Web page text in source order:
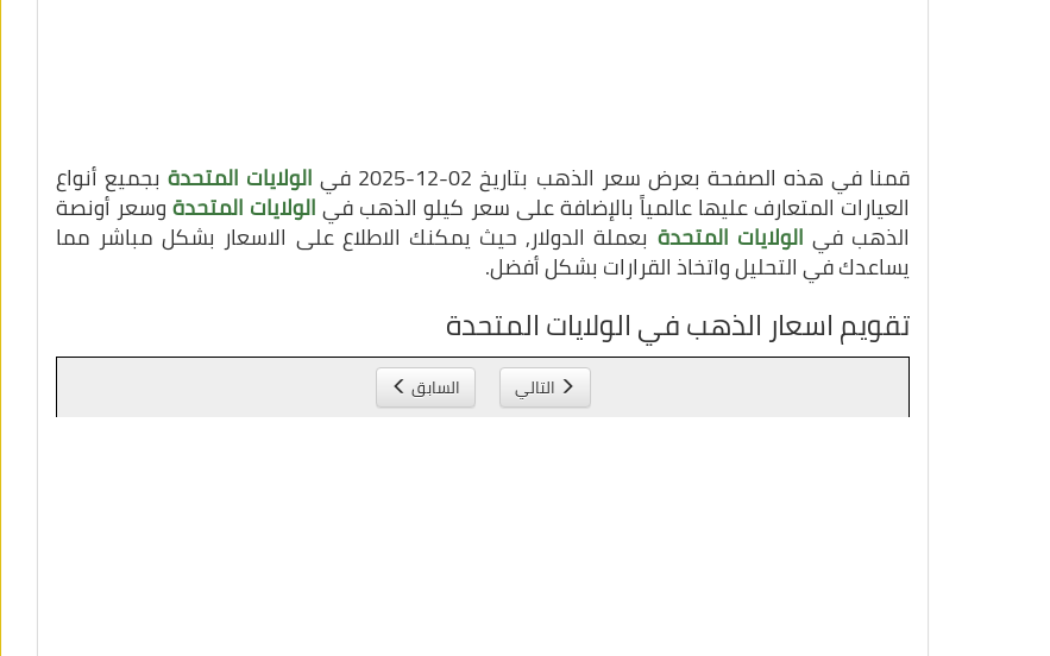
قمنا في هذه الصفحة بعرض سعر الذهب بتاريخ 02-12-2025 في الولايات المتحدةبجميع أنواع
العيارات المتعارف عليها عالمياً بالإضافة على سعر كيلو الذهب فيالولايات المتحدةوسعر أونصة
الذهب في الولايات المتحدة بعملة الدولار, حيث يمكنك الاطلاع على الاسعار بشكل مباشر مما
يساعدك في التحليل واتخاذ القرارات بشكل أفضل.
تقويم اسعار الذهب في الولايات المتحدة
التالي السابق